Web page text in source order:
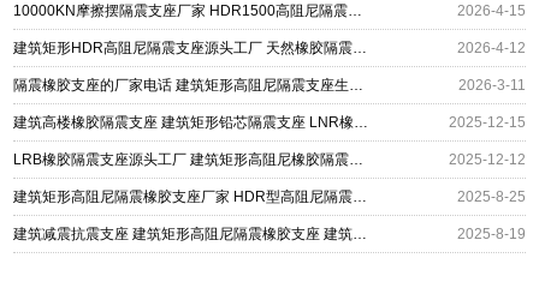
10000KN摩擦摆隔震支座厂家 HDR1500高阻尼隔震支座厂家 建筑矩形HDR高阻尼隔震支座 2026-4-15
建筑矩形HDR高阻尼隔震支座源头工厂 天然橡胶隔震支座厂家 LNR400橡胶隔震支座厂家 2026-4-12
隔震橡胶支座的厂家电话 建筑矩形高阻尼隔震支座生产厂家 LRB900-II型隔震支座多少钱一个 2026-3-11
建筑高楼橡胶隔震支座 建筑矩形铅芯隔震支座 LNR橡胶隔震支座1000厂家 2025-12-15
LRB橡胶隔震支座源头工厂 建筑矩形高阻尼橡胶隔震支座厂家 建筑隔震支座LNRP 2025-12-12
建筑矩形高阻尼隔震橡胶支座厂家 HDR型高阻尼隔震橡胶支座生产厂家 建筑房建橡胶抗震支座 2025-8-25
建筑减震抗震支座 建筑矩形高阻尼隔震橡胶支座 建筑抗震支座厂商 2025-8-19